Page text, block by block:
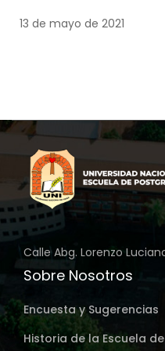
FACULTAD DE
UNIVERSIDAD
ITAPÚA QUE SE
PERFIL DE
2015
13 de mayo de 2021
Calle Abg. Lorenzo
Sobre Nosotros
Encuesta y Sugerencias
Historia de la Escuela